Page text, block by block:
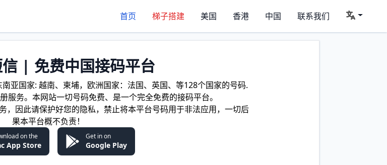
首页 梯子搭建 美国 香港 中国 联系我们
| 免费中国接码平台
亚国家: 越南、柬埔，欧洲国家：法国、英国、等128个国家的号码.
服务。本网站一切号码免费、是一个完全免费的接码平台。
，因此请保护好您的隐私，禁止将本平台号码用于非法应用，一切后
果本平台概不负责！
on the
App Store
Get in on
Google Play